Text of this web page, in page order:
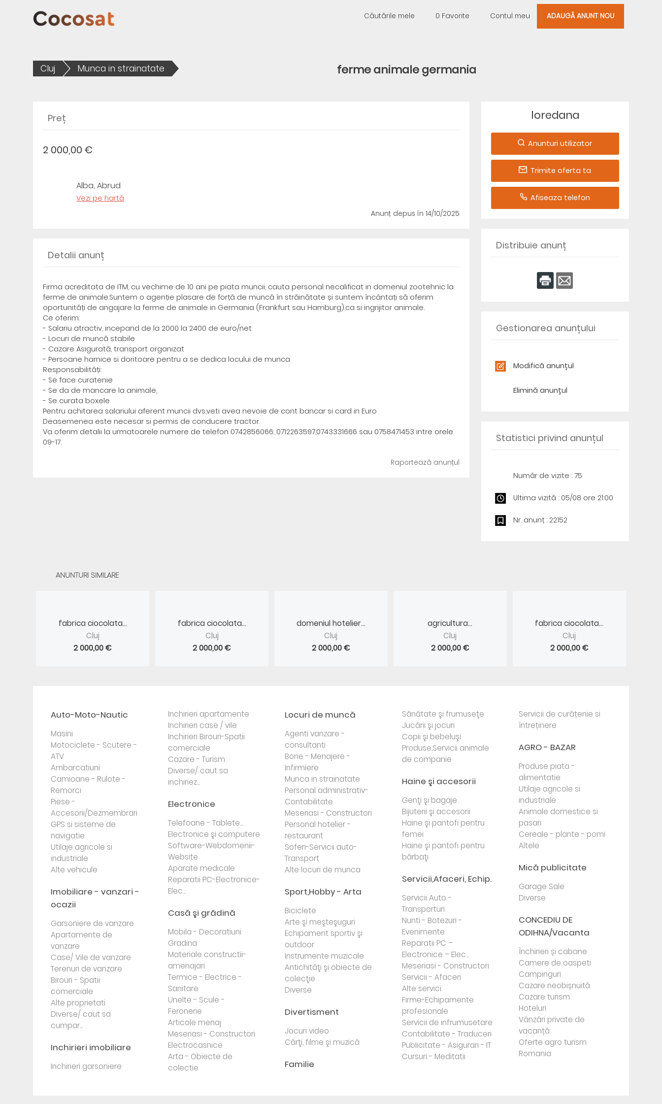
Căutările mele 0 Favorite Contul meu ADAUGĂ ANUNT NOU
Cluj Munca in strainatate ferme animale germania
Preț
2 000,00 €
Alba, Abrud
Vezi pe hartă
Anunț depus în 14/10/2025
Detalii anunț
Firma acreditata de ITM, cu vechime de 10 ani pe piata muncii, cauta personal necalificat in domeniul zootehnic la
ferme de animale.Suntem o agenție plasare de forță de muncă în străinătate și suntem încântați să oferim
oportunități de angajare la ferme de animale in Germania (Frankfurt sau Hamburg),ca si ingrijitor animale.
Ce oferim:
- Salariu atractiv, incepand de la 2000 la 2400 de euro/net
- Locuri de muncă stabile
- Cazare Asigurată, transport organizat
- Persoane harnice si doritoare pentru a se dedica locului de munca
Responsabilități:
- Se face curatenie
- Se da de mancare la animale,
- Se curata boxele
Pentru achitarea salariului aferent muncii dvs,veti avea nevoie de cont bancar si card in Euro
Deasemenea este necesar si permis de conducere tractor.
Va oferim detalii la urmatoarele numere de telefon 0742856066, 0712263597,0743331666 sau 0758471453 intre orele
09-17.
Raportează anunțul
loredana
Anunturi utilizator
Trimite oferta ta
Afiseaza telefon
Distribuie anunț
Gestionarea anunțului
Modifică anunțul
Elimină anunțul
Statistici privind anunțul
Număr de vizite : 75
Ultima vizită : 05/08 ore 21:00
Nr. anunț : 22152
ANUNTURI SIMILARE
fabrica ciocolata...
Cluj
2 000,00 €
fabrica ciocolata...
Cluj
2 000,00 €
domeniul hotelier...
Cluj
2 000,00 €
agricultura...
Cluj
2 000,00 €
fabrica ciocolata...
Cluj
2 000,00 €
Auto-Moto-Nautic
Masini
Motociclete - Scutere -
ATV
Ambarcatiuni
Camioane - Rulote -
Remorci
Piese -
Accesorii/Dezmembrari
GPS si sisteme de
navigatie
Utilaje agricole si
industriale
Alte vehicule
Imobiliare - vanzari -
ocazii
Garsoniere de vanzare
Apartamente de
vanzare
Case/ Vile de vanzare
Terenuri de vanzare
Birouri - Spatii
comerciale
Alte proprietati
Diverse/ caut sa
cumpar...
Inchirieri imobiliare
Inchirieri garsoniere
Inchirieri apartamente
Inchirieri case / vile
Inchirieri Birouri-Spatii
comerciale
Cazare - Turism
Diverse/ caut sa
inchiriez...
Electronice
Telefoane - Tablete...
Electronice şi computere
Software-Webdomenii-
Website
Aparate medicale
Reparatii PC-Electronice-
Elec...
Casă şi grădină
Mobila - Decoratiuni
Gradina
Materiale constructii-
amenajari
Termice - Electrice -
Sanitare
Unelte - Scule -
Feronerie
Articole menaj
Meseriasi - Constructori
Electrocasnice
Arta - Obiecte de
colectie
Locuri de muncă
Agenti vanzare -
consultanti
Bone - Menajere -
Infirmiere
Munca in strainatate
Personal administrativ-
Contabilitate
Meseriasi - Constructori
Personal hotelier -
restaurant
Soferi-Servicii auto-
Transport
Alte locuri de munca
Sport,Hobby - Arta
Biciclete
Arte şi meşteşuguri
Echipament sportiv şi
outdoor
Instrumente muzicale
Antichităţi şi obiecte de
colecţie
Diverse
Divertisment
Jocuri video
Cărţi, filme şi muzică
Familie
Sănătate şi frumuseţe
Jucării şi jocuri
Copii şi bebeluşi
Produse,Servicii animale
de companie
Haine şi accesorii
Genţi şi bagaje
Bijuterii şi accesorii
Haine şi pantofi pentru
femei
Haine şi pantofi pentru
bărbaţi
Servicii,Afaceri, Echip.
Servicii Auto -
Transporturi
Nunti - Botezuri -
Evenimente
Reparatii PC –
Electronice – Elec...
Meseriasi - Constructori
Servicii - Afaceri
Alte servici
Firme-Echipamente
profesionale
Servicii de infrumusetare
Contabilitate - Traduceri
Publicitate - Asigurari - IT
Cursuri - Meditatii
Servicii de curățenie si
întreținere
AGRO - BAZAR
Produse piata -
alimentatie
Utilaje agricole si
industriale
Animale domestice si
pasari
Cereale - plante - pomi
Altele
Mică publicitate
Garage Sale
Diverse
CONCEDIU DE
ODIHNA/Vacanta
Închirieri și cabane
Camere de oaspeti
Campinguri
Cazare neobișnuită
Cazare turism
Hoteluri
Vânzări private de
vacanță
Oferte agro turism
Romania